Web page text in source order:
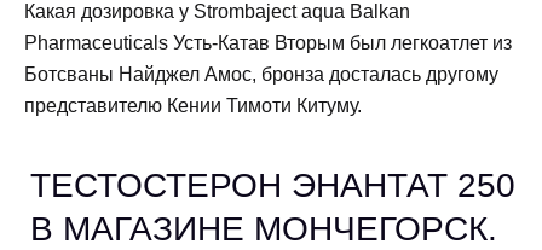
Какая дозировка у Strombaject aqua Balkan
Pharmaceuticals Усть-Катав Вторым был легкоатлет из
Ботсваны Найджел Амос, бронза досталась другому
представителю Кении Тимоти Китуму.
ТЕСТОСТЕРОН ЭНАНТАТ 250
В МАГАЗИНЕ МОНЧЕГОРСК.